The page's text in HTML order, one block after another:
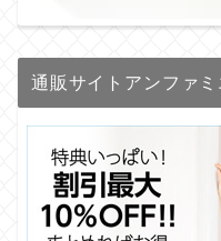
通販サイトアンファミ